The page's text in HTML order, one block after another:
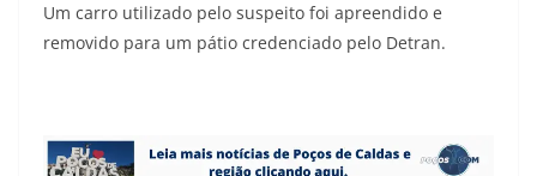
Um carro utilizado pelo suspeito foi apreendido e
removido para um pátio credenciado pelo Detran.